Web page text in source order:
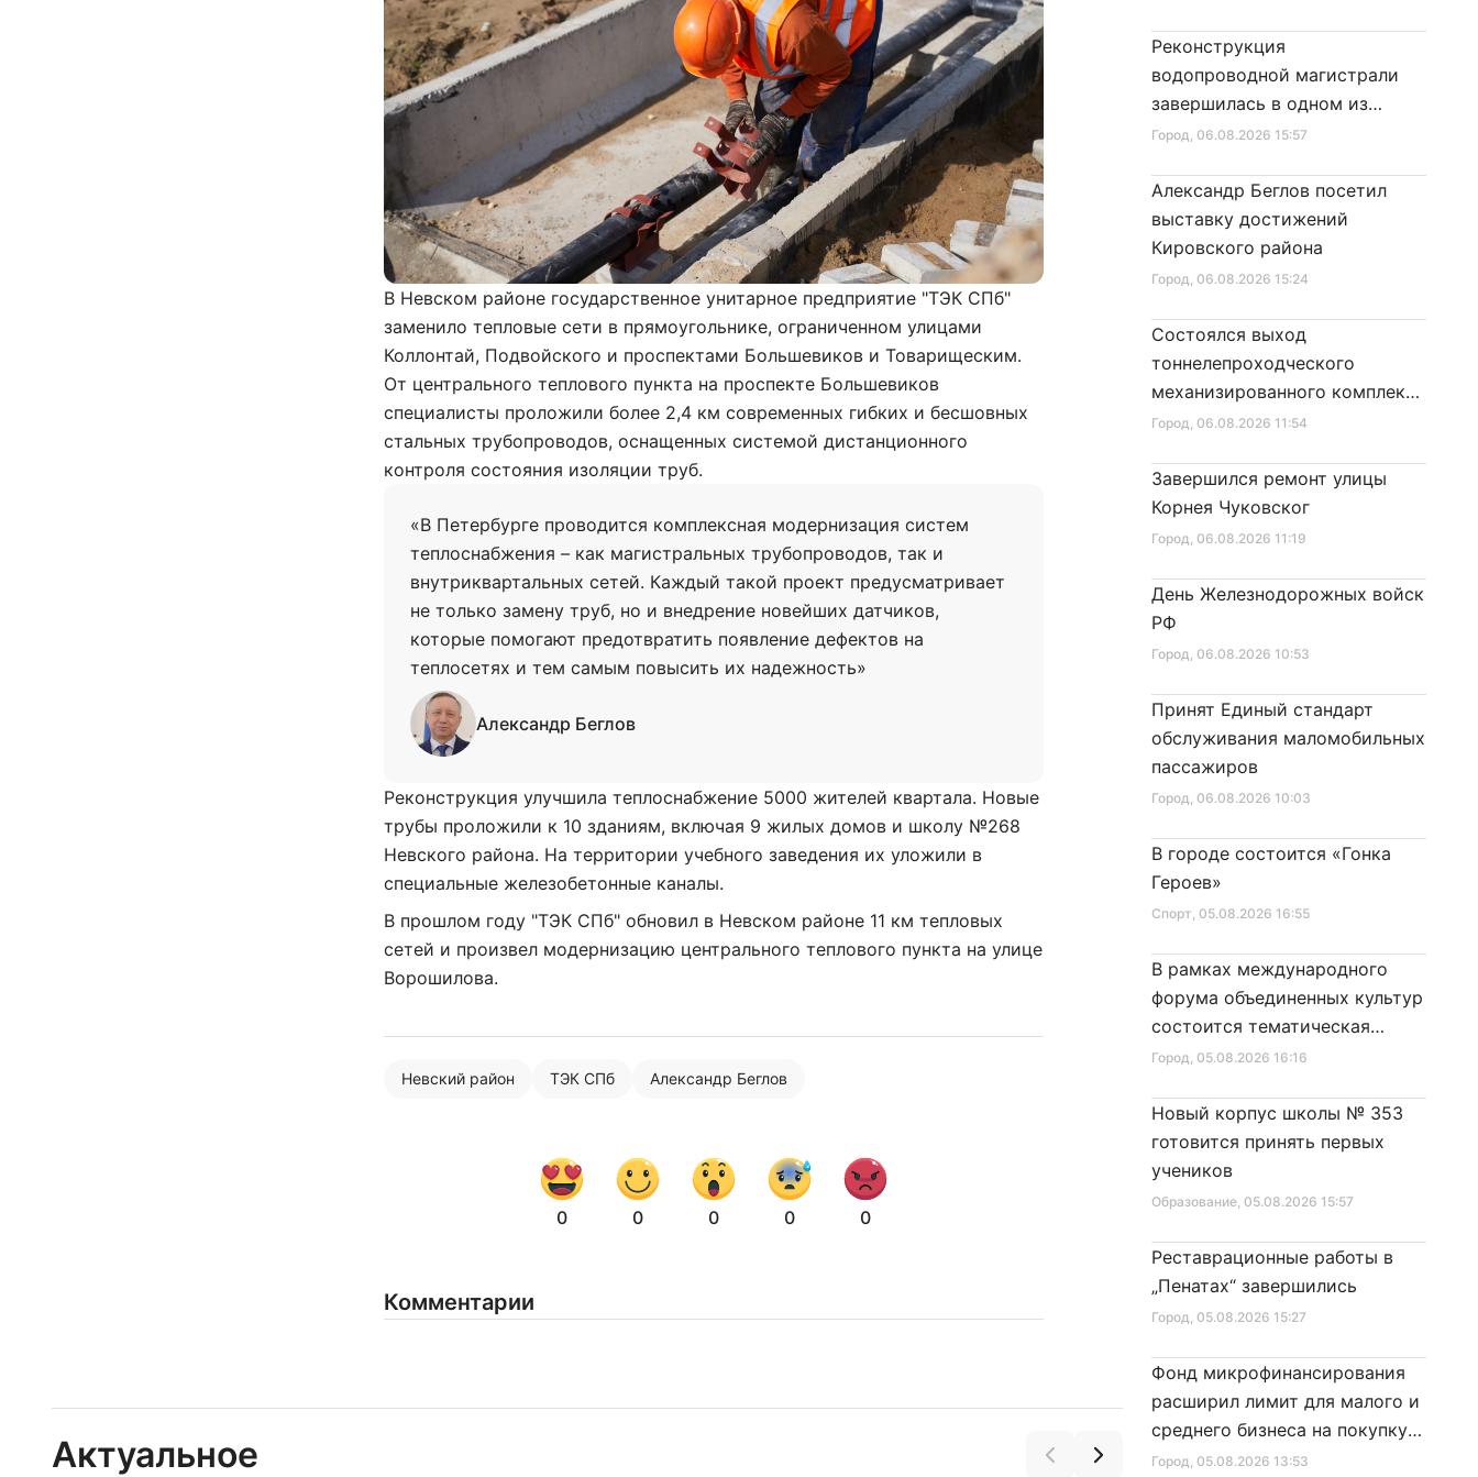
В Невском районе государственное унитарное предприятие "ТЭК СПб"
заменило тепловые сети в прямоугольнике, ограниченном улицами
Коллонтай, Подвойского и проспектами Большевиков и Товарищеским.
От центрального теплового пункта на проспекте Большевиков
специалисты проложили более 2,4 км современных гибких и бесшовных
стальных трубопроводов, оснащенных системой дистанционного
контроля состояния изоляции труб.
«В Петербурге проводится комплексная модернизация систем
теплоснабжения – как магистральных трубопроводов, так и
внутриквартальных сетей. Каждый такой проект предусматривает
не только замену труб, но и внедрение новейших датчиков,
которые помогают предотвратить появление дефектов на
теплосетях и тем самым повысить их надежность»
Александр Беглов
Реконструкция улучшила теплоснабжение 5000 жителей квартала. Новые
трубы проложили к 10 зданиям, включая 9 жилых домов и школу №268
Невского района. На территории учебного заведения их уложили в
специальные железобетонные каналы.
В прошлом году "ТЭК СПб" обновил в Невском районе 11 км тепловых
сетей и произвел модернизацию центрального теплового пункта на улице
Ворошилова.
Невский район ТЭК СПб Александр Беглов
0 0 0 0 0
Комментарии
Актуальное
Город, 06.08.2026 15:57
Реконструкция
водопроводной магистрали
завершилась в одном из
районов города
Город, 06.08.2026 15:24
Александр Беглов посетил
выставку достижений
Кировского района
Город, 06.08.2026 11:54
Состоялся выход
тоннелепроходческого
механизированного комплекса
«Надежда» на поверхность
Город, 06.08.2026 11:19
Завершился ремонт улицы
Корнея Чуковског
Город, 06.08.2026 10:53
День Железнодорожных войск
РФ
Город, 06.08.2026 10:03
Принят Единый стандарт
обслуживания маломобильных
пассажиров
Спорт, 05.08.2026 16:55
В городе состоится «Гонка
Героев»
Город, 05.08.2026 16:16
В рамках международного
форума объединенных культур
состоится тематическая
секция
Образование, 05.08.2026 15:57
Новый корпус школы № 353
готовится принять первых
учеников
Город, 05.08.2026 15:27
Реставрационные работы в
„Пенатах“ завершились
Город, 05.08.2026 13:53
Фонд микрофинансирования
расширил лимит для малого и
среднего бизнеса на покупку
специальной техники